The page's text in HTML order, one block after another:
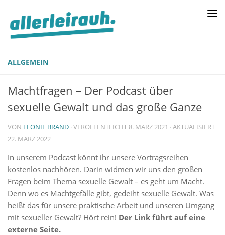
ALLGEMEIN
Machtfragen – Der Podcast über
sexuelle Gewalt und das große Ganze
VON LEONIE BRAND · VERÖFFENTLICHT8. MÄRZ 2021 · AKTUALISIERT
22. MÄRZ 2022
In unserem Podcast könnt ihr unsere Vortragsreihen
kostenlos nachhören. Darin widmen wir uns den großen
Fragen beim Thema sexuelle Gewalt – es geht um Macht.
Denn wo es Machtgefälle gibt, gedeiht sexuelle Gewalt. Was
heißt das für unsere praktische Arbeit und unseren Umgang
mit sexueller Gewalt? Hört rein! Der Link führt auf eine
externe Seite.